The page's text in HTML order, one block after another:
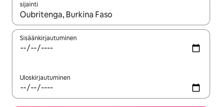
sijainti
Kun tulokset ovat saatavilla, navigoi ylös- ja alas-
Sisäänkirjautuminen
Uloskirjautuminen